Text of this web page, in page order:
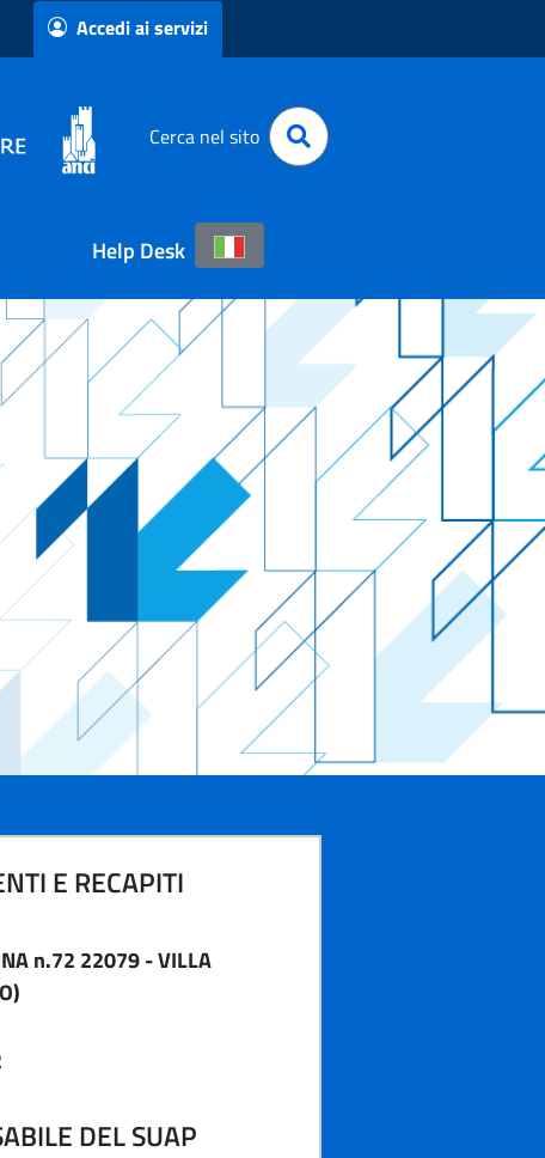
Accedi ai servizi
Cerca nel sito
Help Desk
E RECAPITI
n.72 22079 - VILLA
DEL SUAP